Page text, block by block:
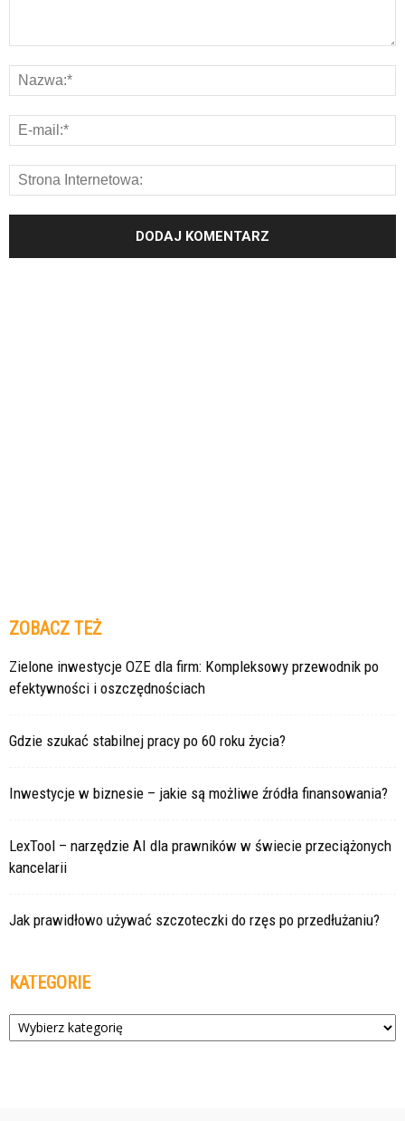
ZOBACZ TEŻ
Zielone inwestycje OZE dla firm: Kompleksowy przewodnik po
efektywności i oszczędnościach
Gdzie szukać stabilnej pracy po 60 roku życia?
Inwestycje w biznesie – jakie są możliwe źródła finansowania?
LexTool – narzędzie AI dla prawników w świecie przeciążonych
kancelarii
Jak prawidłowo używać szczoteczki do rzęs po przedłużaniu?
KATEGORIE
Kategorie